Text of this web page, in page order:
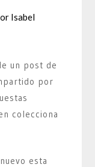
Isabel
un post de
por
colecciona
esta